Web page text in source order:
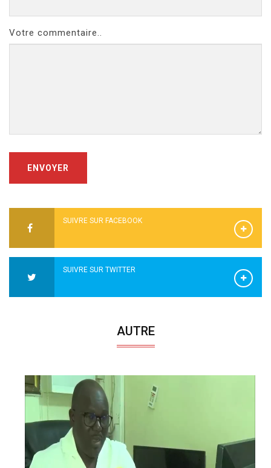
Votre commentaire..
ENVOYER
SUIVRE SUR FACEBOOK
SUIVRE SUR TWITTER
AUTRE